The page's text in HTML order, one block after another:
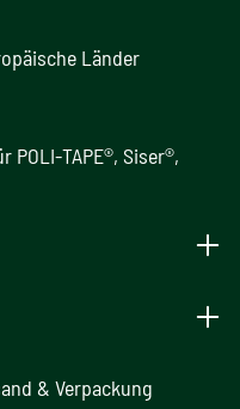
Länder
TAPE®, Siser®,
& Verpackung